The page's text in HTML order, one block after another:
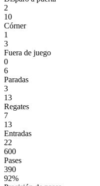
2
10
Córner
1
3
Fuera de juego
0
6
Paradas
3
13
Regates
7
13
Entradas
22
600
Pases
390
92%